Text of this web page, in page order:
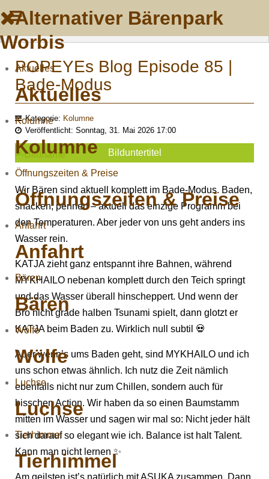
Alternativer Bärenpark
Worbis
Aktuelles
Aktuelles
Kolumne
Kolumne
Öffnungszeiten & Preise
Öffnungszeiten & Preise
Anfahrt
Anfahrt
Bären
Bären
Wölfe
Wölfe
Luchse
Luchse
Tierhimmel
Tierhimmel
POPEYEs Blog Episode 85 |
Bade-Modus
Kategorie: Kolumne
Veröffentlicht: Sonntag, 31. Mai 2026 17:00
Bilduntertitel
Wir Bären sind aktuell komplett im Bade-Modus. Baden,
snacken, pennen – aktuell das einzige Programm bei
den Temperaturen. Aber jeder von uns geht anders ins
Wasser rein.
KATJA zieht ganz entspannt ihre Bahnen, während
MYKHAILO nebenan komplett durch den Teich springt
und das Wasser überall hinscheppert. Und wenn der
Bro nicht grade halben Tsunami spielt, dann glotzt er
KATJA beim Baden zu. Wirklich null subtil 💀
Aber wenn’s ums Baden geht, sind MYKHAILO und ich
uns schon etwas ähnlich. Ich nutz die Zeit nämlich
ebenfalls nicht nur zum Chillen, sondern auch für
bisschen Action. Wir haben da so einen Baumstamm
mitten im Wasser und sagen wir mal so: Nicht jeder hält
sich darauf so elegant wie ich. Balance ist halt Talent.
Kann man nicht lernen ✨